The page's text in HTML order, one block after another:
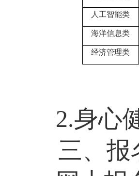
人工智能类
海洋信息类
经济管理类
2.身心
三、报